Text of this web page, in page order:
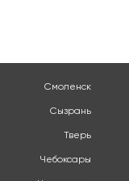
Смоленск
Сызрань
Тверь
Чебоксары